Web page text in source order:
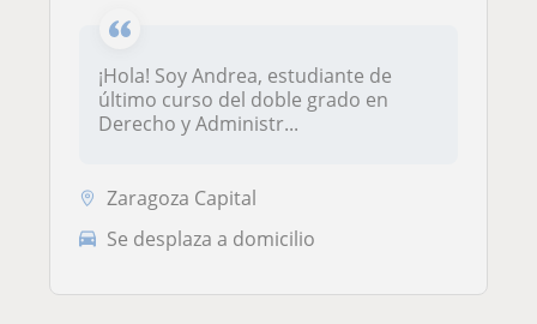
¡Hola! Soy Andrea, estudiante de
último curso del doble grado en
Derecho y Administr...
Zaragoza Capital
Se desplaza a domicilio